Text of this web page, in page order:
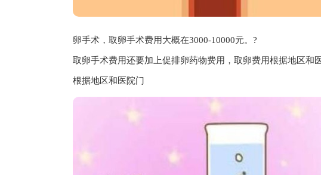
卵手术，取卵手术费用大概在3000-10000元。?
取卵手术费用还要加上促排卵药物费用，取卵费用根据地区和
根据地区和医院门